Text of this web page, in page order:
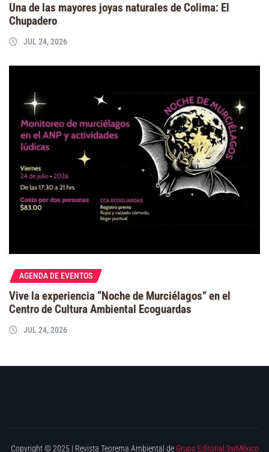
Una de las mayores joyas naturales de Colima: El
Chupadero
JUL 24, 2026
AGENDA DE EVENTOS
Vive la experiencia “Noche de Murciélagos” en el
Centro de Cultura Ambiental Ecoguardas
JUL 24, 2026
Copyright © 2025 | Revista Teorema Ambiental de Grupo Editorial 3wMéxico